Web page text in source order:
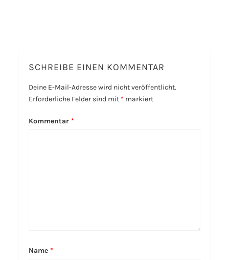
SCHREIBE EINEN KOMMENTAR
Deine E-Mail-Adresse wird nicht veröffentlicht.
Erforderliche Felder sind mit * markiert
Kommentar *
Name *